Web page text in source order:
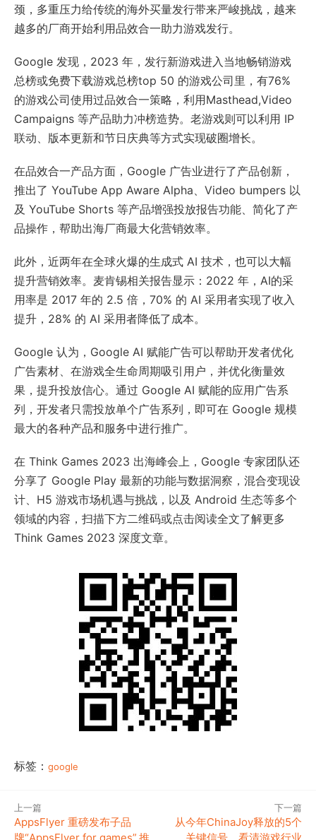
颈，多重压力给传统的海外买量发行带来严峻挑战，越来
越多的厂商开始利用品效合一助力游戏发行。
Google 发现，2023 年，发行新游戏进入当地畅销游戏
总榜或免费下载游戏总榜top 50 的游戏公司里，有76%
的游戏公司使用过品效合一策略，利用Masthead,Video
Campaigns 等产品助力冲榜造势。老游戏则可以利用 IP
联动、版本更新和节日庆典等方式实现破圈增长。
在品效合一产品方面，Google 广告业进行了产品创新，
推出了 YouTube App Aware Alpha、Video bumpers 以
及 YouTube Shorts 等产品增强投放报告功能、简化了产
品操作，帮助出海厂商最大化营销效率。
此外，近两年在全球火爆的生成式 AI 技术，也可以大幅
提升营销效率。麦肯锡相关报告显示：2022 年，AI的采
用率是 2017 年的 2.5 倍，70% 的 AI 采用者实现了收入
提升，28% 的 AI 采用者降低了成本。
Google 认为，Google AI 赋能广告可以帮助开发者优化
广告素材、在游戏全生命周期吸引用户，并优化衡量效
果，提升投放信心。通过 Google AI 赋能的应用广告系
列，开发者只需投放单个广告系列，即可在 Google 规模
最大的各种产品和服务中进行推广。
在 Think Games 2023 出海峰会上，Google 专家团队还
分享了 Google Play 最新的功能与数据洞察，混合变现设
计、H5 游戏市场机遇与挑战，以及 Android 生态等多个
领域的内容，扫描下方二维码或点击阅读全文了解更多
Think Games 2023 深度文章。
标签： google
上一篇
AppsFlyer 重磅发布子品
下一篇
从今年ChinaJoy释放的5个